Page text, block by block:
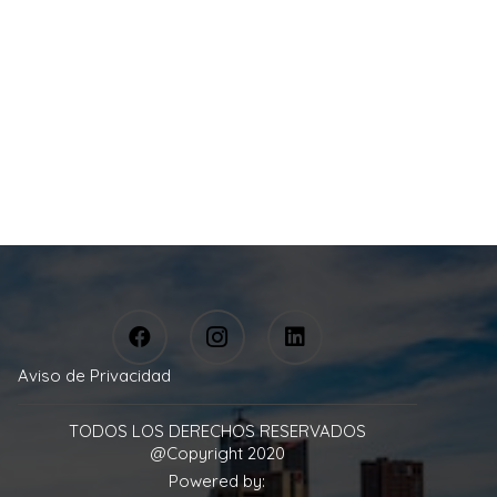
Aviso de Privacidad
TODOS LOS DERECHOS RESERVADOS
@Copyright 2020
Powered by: